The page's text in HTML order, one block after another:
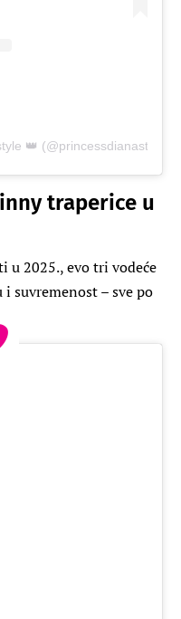
👑 (@princessdianastyle)
traperice u
u 2025., evo tri vodeće
suvremenost – sve po